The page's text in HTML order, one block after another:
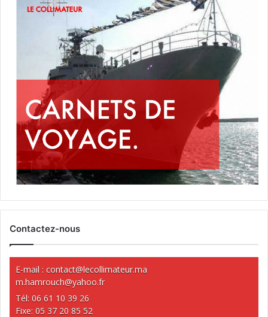
Contactez-nous
E-mail : contact@lecollimateur.ma
m.hamrouch@yahoo.fr
Tél: 06 61 10 39 26
Fixe: 05 37 20 85 52